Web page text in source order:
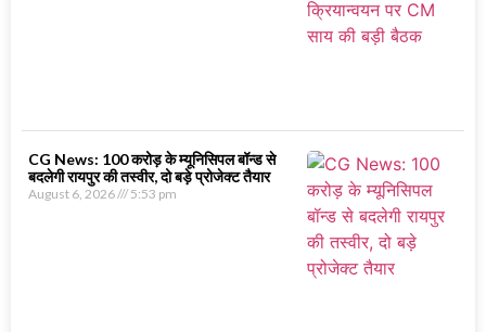
CG News: 100 करोड़ के म्यूनिसिपल बॉन्ड से
बदलेगी रायपुर की तस्वीर, दो बड़े प्रोजेक्ट तैयार
August 6, 2026 5:53 pm